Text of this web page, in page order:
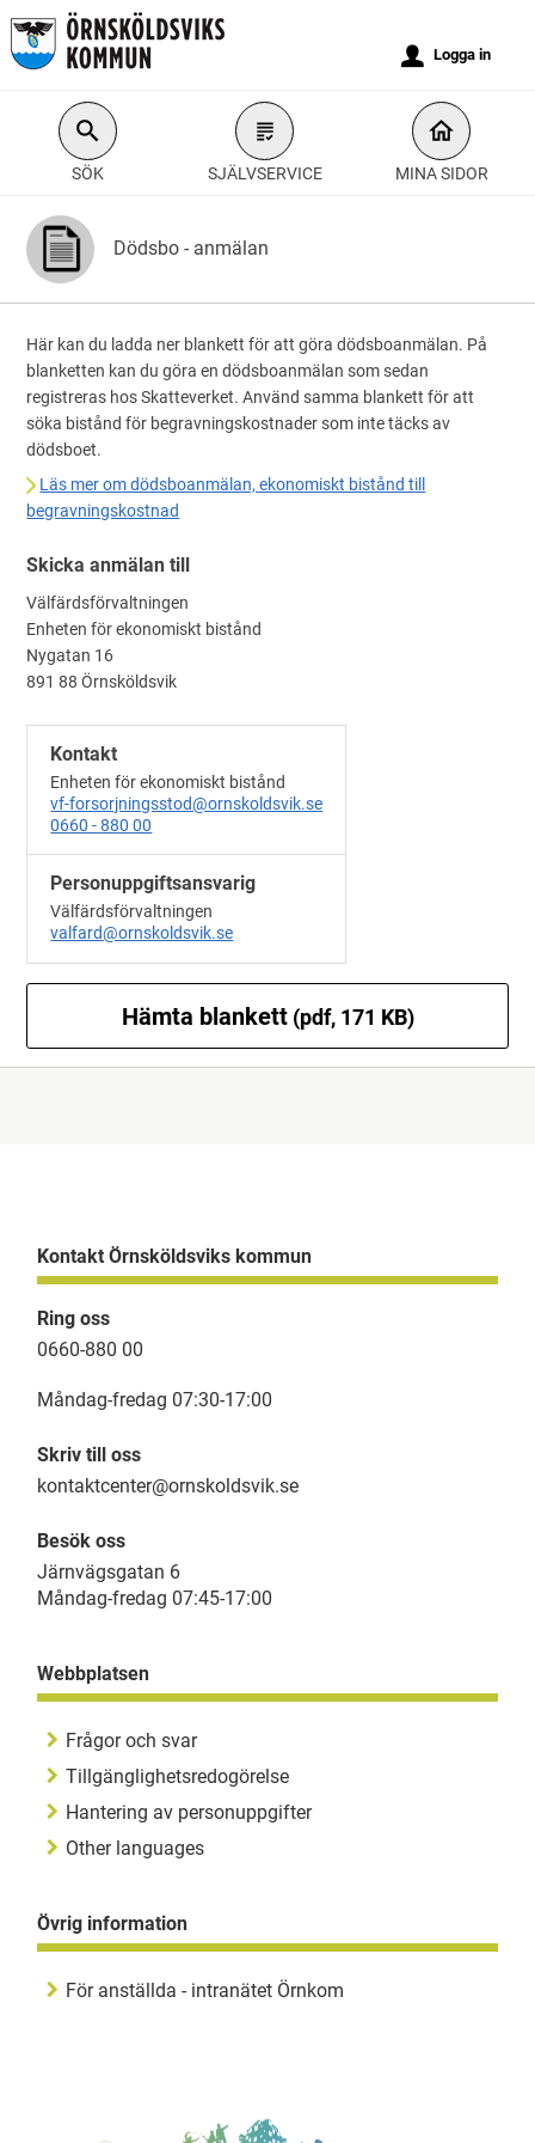
Välkommen
till
tjänster
Örnsköldsviks
kommun
SÖK SJÄLVSERVICE MINA SIDOR
u Logga in
Dödsbo - anmälan
Här kan du ladda ner blankett för att göra dödsboanmälan. På
blanketten kan du göra en dödsboanmälan som sedan
registreras hos Skatteverket. Använd samma blankett för att
söka bistånd för begravningskostnader som inte täcks av
dödsboet.
Läs mer om dödsboanmälan, ekonomiskt bistånd till
begravningskostnad
Skicka anmälan till
Välfärdsförvaltningen
Enheten för ekonomiskt bistånd
Nygatan 16
891 88 Örnsköldsvik
Kontakt
Enheten för ekonomiskt bistånd
vf-forsorjningsstod@ornskoldsvik.se
0660 - 880 00
Personuppgiftsansvarig
Välfärdsförvaltningen
valfard@ornskoldsvik.se
Hämta blankett(pdf, 171 KB)
Kontakt Örnsköldsviks kommun
Ring oss
0660-880 00
Måndag-fredag 07:30-17:00
Skriv till oss
kontaktcenter@ornskoldsvik.se
Besök oss
Järnvägsgatan 6
Måndag-fredag 07:45-17:00
Webbplatsen
Frågor och svar
Tillgänglighetsredogörelse
Hantering av personuppgifter
Other languages
Övrig information
För anställda - intranätet Örnkom